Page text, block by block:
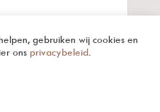
heeft.
gebruiken wij cookies en
ons privacybeleid